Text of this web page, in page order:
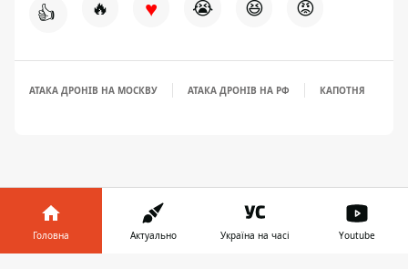
👍 🔥 ♥ 😭 😆 😡
АТАКА ДРОНІВ НА МОСКВУ АТАКА ДРОНІВ НА РФ КАПОТНЯ
Головна Актуально Україна на часі Youtube